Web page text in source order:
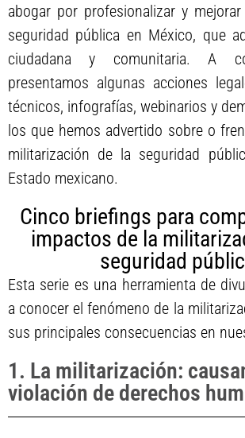
abogar por profesionalizar y
seguridad pública en México, que
ciudadana y comunitaria. A
presentamos algunas acciones
técnicos, infografías, webinarios y
los que hemos advertido sobre o
militarización de la seguridad
Estado mexicano.
Cinco briefings para
impactos de la
seguridad
Esta serie es una herramienta de
a conocer el fenómeno de la
sus principales consecuencias en
1. La militarización:
violación de derechos